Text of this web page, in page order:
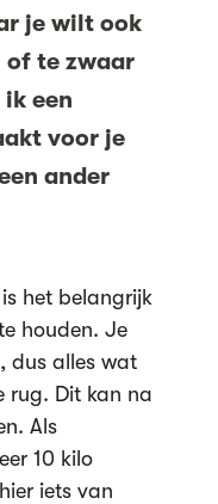
je wilt ook
of te zwaar
een
voor je
ander
het belangrijk
houden. Je
dus alles wat
rug. Dit kan na
Als
10 kilo
iets van